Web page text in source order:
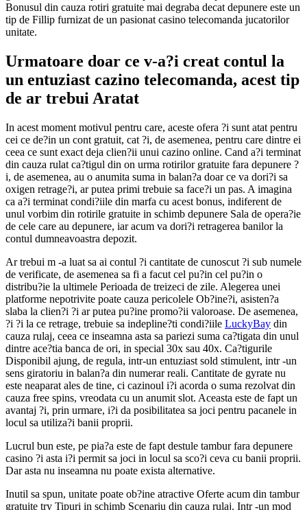
Bonusul din cauza rotiri gratuite mai degraba decat depunere este un
tip de Fillip furnizat de un pasionat casino telecomanda jucatorilor
unitate.
Urmatoare doar ce v-a?i creat contul la
un entuziast cazino telecomanda, acest tip
de ar trebui Aratat
In acest moment motivul pentru care, aceste ofera ?i sunt atat pentru
cei ce de?in un cont gratuit, cat ?i, de asemenea, pentru care dintre ei
ceea ce sunt exact deja clien?ii unui cazino online. Cand a?i terminat
din cauza rulat ca?tigul din on urma rotirilor gratuite fara depunere ?
i, de asemenea, au o anumita suma in balan?a doar ce va dori?i sa
oxigen retrage?i, ar putea primi trebuie sa face?i un pas. A imagina
ca a?i terminat condi?iile din marfa cu acest bonus, indiferent de
unul vorbim din rotirile gratuite in schimb depunere Sala de opera?ie
de cele care au depunere, iar acum va dori?i retragerea banilor la
contul dumneavoastra depozit.
Ar trebui m -a luat sa ai contul ?i cantitate de cunoscut ?i sub numele
de verificate, de asemenea sa fi a facut cel pu?in cel pu?in o
distribu?ie la ultimele Perioada de treizeci de zile. Alegerea unei
platforme nepotrivite poate cauza pericolele Ob?ine?i, asisten?a
slaba la clien?i ?i ar putea pu?ine promo?ii valoroase. De asemenea,
?i ?i la ce retrage, trebuie sa indepline?ti condi?iile LuckyBay din
cauza rulaj, ceea ce inseamna asta sa pariezi suma ca?tigata din unul
dintre ace?tia banca de ori, in special 30x sau 40x. Ca?tigurile
Disponibil ajung, de regula, intr-un entuziast sold stimulent, intr -un
sens giratoriu in balan?a din numerar reali. Cantitate de gyrate nu
este neaparat ales de tine, ci cazinoul i?i acorda o suma rezolvat din
cauza free spins, vreodata cu un anumit slot. Aceasta este de fapt un
avantaj ?i, prin urmare, i?i da posibilitatea sa joci pentru pacanele in
locul sa utiliza?i banii proprii.
Lucrul bun este, pe pia?a este de fapt destule tambur fara depunere
casino ?i asta i?i permit sa joci in locul sa sco?i ceva cu banii proprii.
Dar asta nu inseamna nu poate exista alternative.
Inutil sa spun, unitate poate ob?ine atractive Oferte acum din tambur
gratuite try Tipuri in schimb Scenariu din cauza rulaj. Intr -un mod